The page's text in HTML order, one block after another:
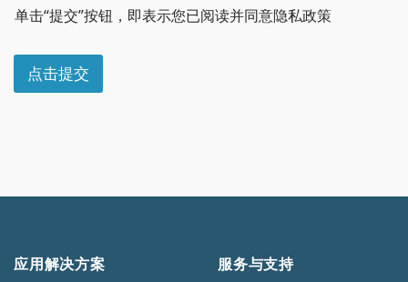
*
邮
单击“提交”按钮，即表示您已阅读并同意隐私政策
点击提交
应用解决方案 服务与支持